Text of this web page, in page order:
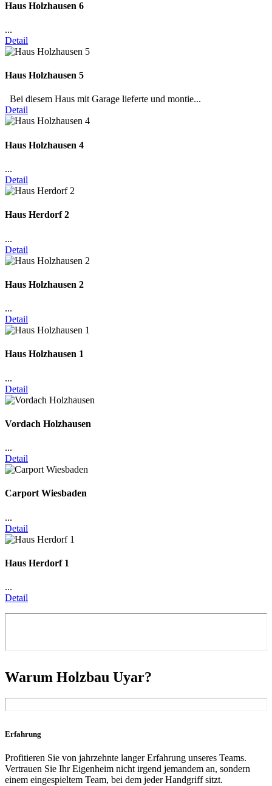
Haus Holzhausen 6
...
Detail
Haus Holzhausen 5
Bei diesem Haus mit Garage lieferte und montie...
Detail
Haus Holzhausen 4
...
Detail
Haus Herdorf 2
...
Detail
Haus Holzhausen 2
...
Detail
Haus Holzhausen 1
...
Detail
Vordach Holzhausen
...
Detail
Carport Wiesbaden
...
Detail
Haus Herdorf 1
...
Detail
Warum Holzbau Uyar?
Erfahrung
Profitieren Sie von jahrzehnte langer Erfahrung unseres Teams.
Vertrauen Sie Ihr Eigenheim nicht irgend jemandem an, sondern
einem eingespieltem Team, bei dem jeder Handgriff sitzt.